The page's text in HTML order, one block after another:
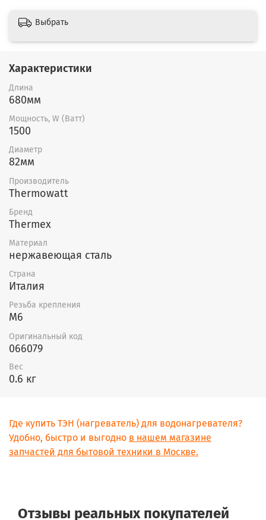
Выбрать
Характеристики
Длина
680мм
Мощность, W (Ватт)
1500
Диаметр
82мм
Производитель
Thermowatt
Бренд
Thermex
Материал
нержавеющая сталь
Страна
Италия
Резьба крепления
M6
Оригинальный код
066079
Вес
0.6 кг
Где купить ТЭН (нагреватель) для водонагревателя?
Удобно, быстро и выгодно в нашем магазине
запчастей для бытовой техники в Москве.
Отзывы реальных покупателей